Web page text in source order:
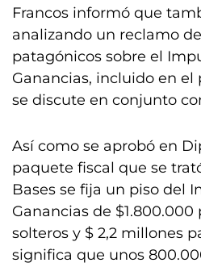
Francos informó que
analizando un reclamo
patagónicos sobre el
Ganancias, incluido en
se discute en conjunto
Así como se aprobó en
paquete fiscal que se
Bases se fija un piso del
Ganancias de
solteros y $ 2,2 millones
significa que unos